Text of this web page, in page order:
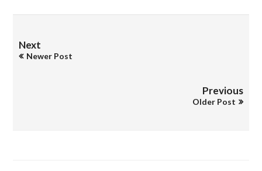
Next
Newer Post
Previous
Older Post